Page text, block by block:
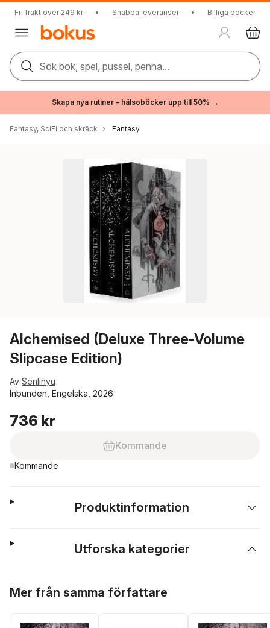
Fri frakt över 249 kr • Snabba leveranser • Billiga böcker
Sök bok, spel, pussel, penna...
Skapa nya rutiner – hälsoböcker upp till 50% →
Fantasy, SciFi och skräck Fantasy
Alchemised (Deluxe Three-Volume
Slipcase Edition)
Av Senlinyu
Inbunden, Engelska, 2026
736 kr
Kommande
Kommande
Produktinformation
Utforska kategorier
Mer från samma författare